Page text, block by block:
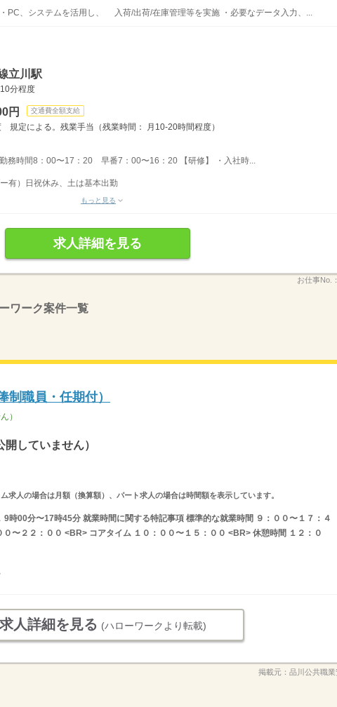
、システムを活用し、 入荷/出荷/在庫管理等を実施 ・必要なデータ入力、...
立川駅
分程度
円 交通費全額支給
定による。残業手当（残業時間： 月10-20時間程度）
務時間8：00〜17：20 早番7：00〜16：20 【研修】 ・入社時...
有）日祝休み、土は基本出勤
もっと見る
求人詳細を見る
お仕事No.：
ワーク案件一覧
制職員・任期付）
）
開していません）
求人の場合は月額（換算額）、パート求人の場合は時間額を表示しています。
9時00分〜17時45分 就業時間に関する特記事項 標準的な就業時間 ９：００〜１７：４
０〜２２：００ <BR> コアタイム １０：００〜１５：００ <BR> 休憩時間 １２：０
求人詳細を見る (ハローワークより転載)
掲載元： 品川公共職